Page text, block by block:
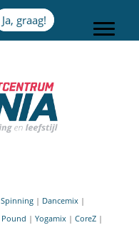
Ja, graag!
Spinning| Dancemix|
Pound | Yogamix| CoreZ|